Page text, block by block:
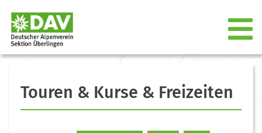
Touren & Kurse & Freizeiten